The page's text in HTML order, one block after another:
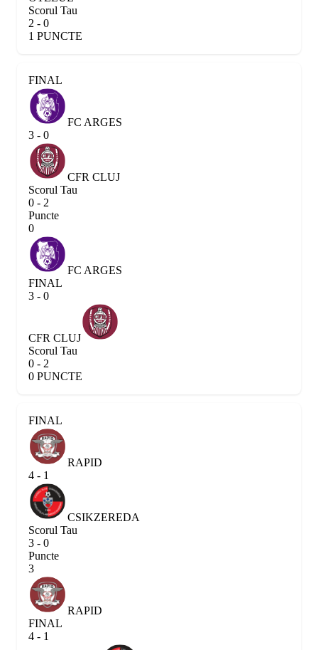
Scorul Tau
2 - 0
1 PUNCTE
FINAL
FC ARGES
3 - 0
CFR CLUJ
Scorul Tau
0 - 2
Puncte
0
FC ARGES
FINAL
3 - 0
CFR CLUJ
Scorul Tau
0 - 2
0 PUNCTE
FINAL
RAPID
4 - 1
CSIKZEREDA
Scorul Tau
3 - 0
Puncte
3
RAPID
FINAL
4 - 1